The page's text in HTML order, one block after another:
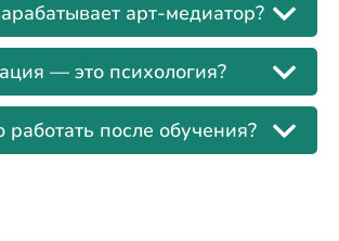
арт-медиатор?
— это психология?
работать после обучения?